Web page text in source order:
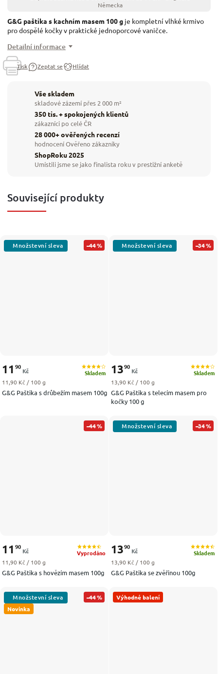
G&G paštika s kachním masem 100 g je kompletní vlhké krmivo
pro dospělé kočky v praktické jednoporcové vaničce.
Detailní informace
Tisk Zeptat se Hlídat
Vše skladem
skladové zázemí přes 2 000 m²
350 tis. + spokojených klientů
zákazníci po celé ČR
28 000+ ověřených recenzí
hodnocení Ověřeno zákazníky
ShopRoku 2025
Umístili jsme se jako finalista roku v prestižní anketě
Související produkty
–44 %
G&G Paštika s drůbežím masem 100g
Skladem
11 90
Kč
Měrná cena:
11,90 Kč / 100 g
–34 %
G&G Paštika s telecím masem pro
kočky 100 g
Skladem
1390
Kč
Měrná cena:
13,90 Kč / 100 g
–44 %
G&G Paštika s hovězím masem 100g
Vyprodáno
11 90
Kč
Měrná cena:
11,90 Kč / 100 g
–34 %
G&G Paštika se zvěřinou 100g
Skladem
1390
Kč
Měrná cena:
13,90 Kč / 100 g
Novinka
–44 % Výhodné balení